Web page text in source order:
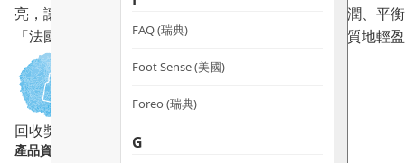
FAQ (瑞典)
Foot Sense (美國)
Foreo (瑞典)
G
亮，讓肌膚煥發光澤。特別加入榛果油，有效持久滋潤、平
「法國小柑橘水白滑面霜」適合混合性至油性肌膚，質地輕
回收獎賞
產品資料：